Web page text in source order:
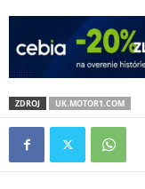
ZDROJ UK.MOTOR1.COM